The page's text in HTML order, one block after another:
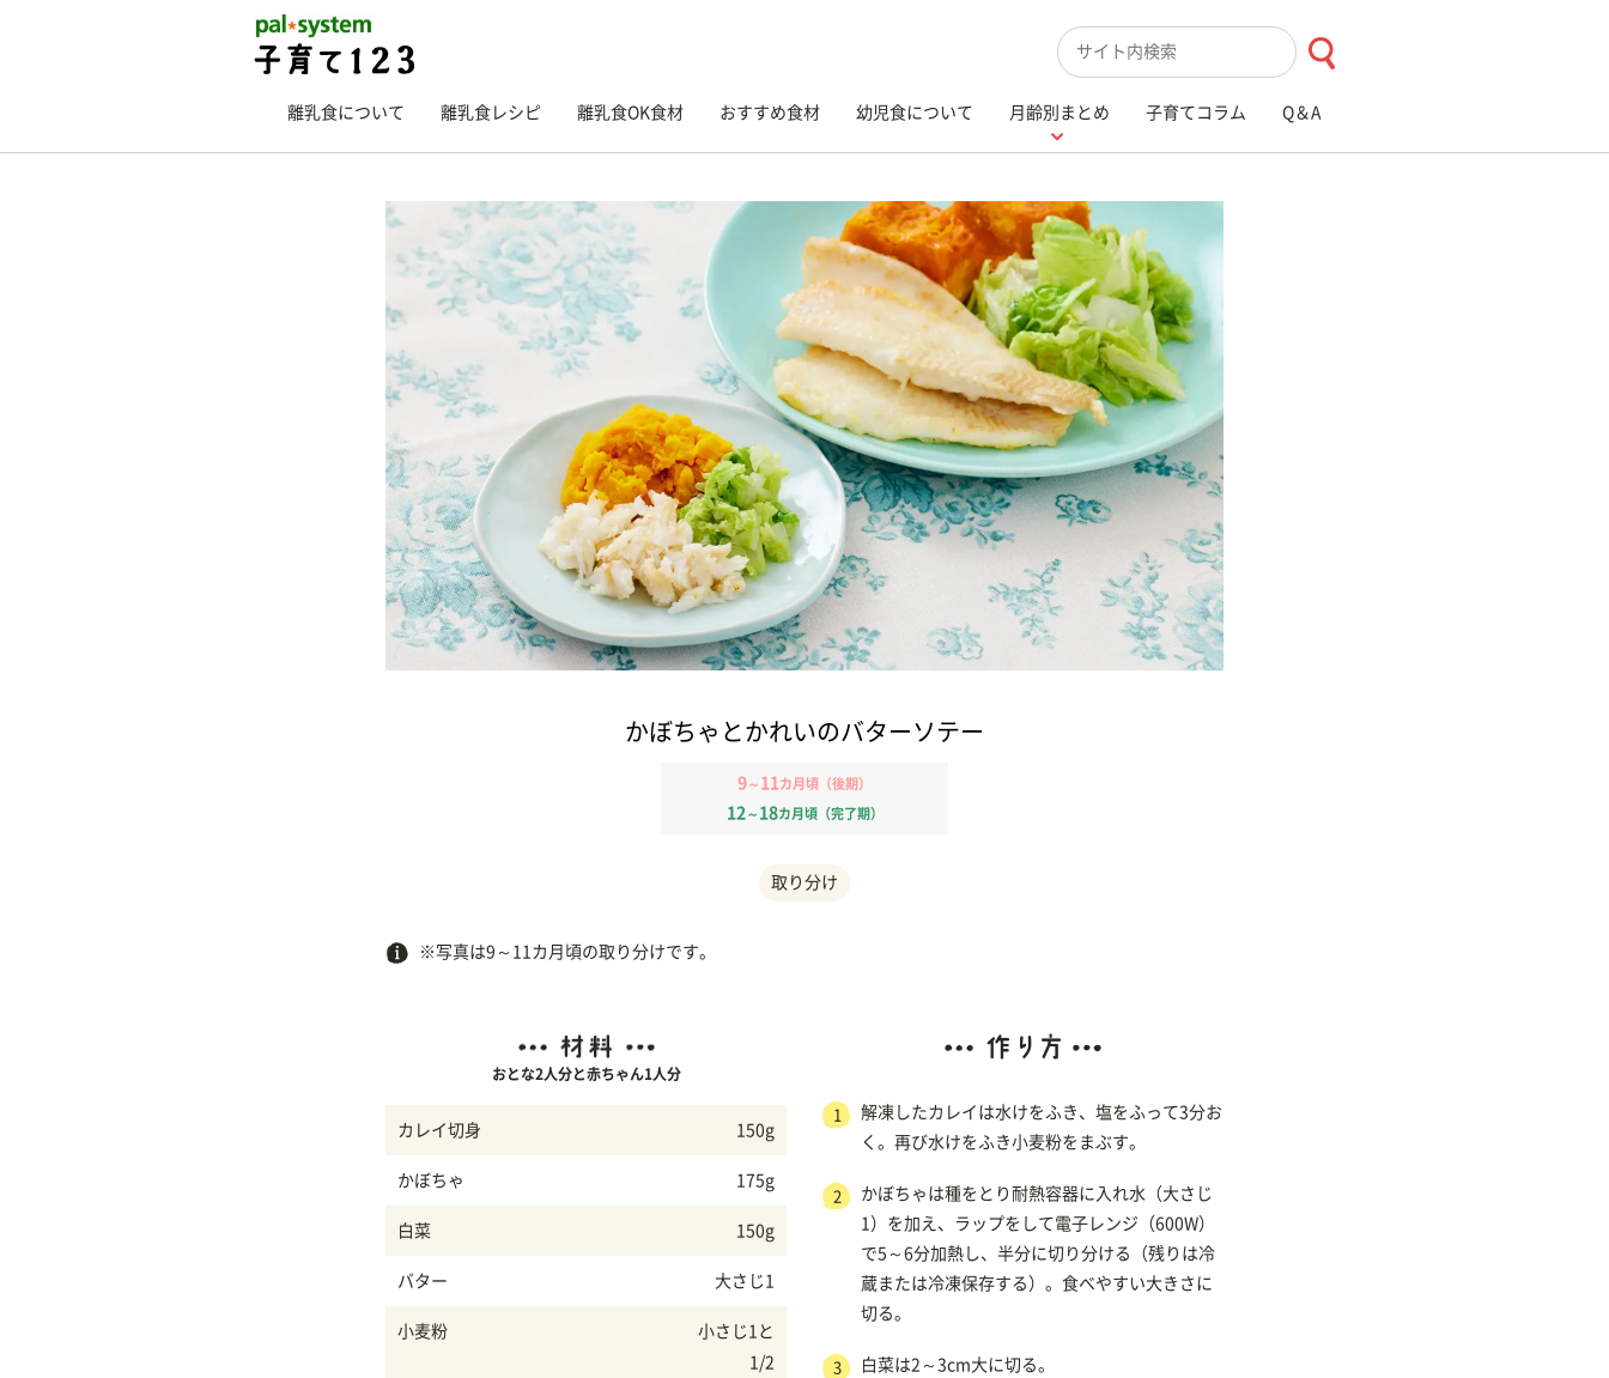
検索キーワード入力
離乳食について 離乳食レシピ 離乳食OK食材 おすすめ食材 幼児食について 月齢別まとめ 子育てコラム Q＆A
かぼちゃとかれいのバターソテー
9～ 11 カ月頃（後期）
12 ～ 18カ月頃（完了期）
取り分け
※写真は9～11カ月頃の取り分けです。
おとな2人分と赤ちゃん1人分
カレイ切身 150g
かぼちゃ 175g
白菜 150g
バター 大さじ1
小麦粉
小さじ1と
1/2
1
解凍したカレイは水けをふき、塩をふって3分お
く。再び水けをふき小麦粉をまぶす。
2
かぼちゃは種をとり耐熱容器に入れ水（大さじ
1）を加え、ラップをして電子レンジ（600W）
で5～6分加熱し、半分に切り分ける（残りは冷
蔵または冷凍保存する）。食べやすい大きさに
切る。
3 白菜は2～3cm大に切る。